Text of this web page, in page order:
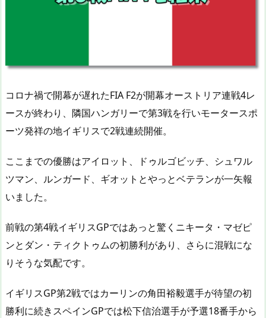
コロナ禍で開幕が遅れたFIA F2が開幕オーストリア連戦4レ
ースが終わり、隣国ハンガリーで第3戦を行いモータースポ
ーツ発祥の地イギリスで2戦連続開催。
ここまでの優勝はアイロット、ドゥルゴビッチ、シュワル
ツマン、ルンガード、ギオットとやっとベテランが一矢報
いました。
前戦の第4戦イギリスGPではあっと驚くニキータ・マゼピ
ンとダン・ティクトゥムの初勝利があり、さらに混戦にな
りそうな気配です。
イギリスGP第2戦ではカーリンの角田裕毅選手が待望の初
勝利に続きスペインGPでは松下信治選手が予選18番手から